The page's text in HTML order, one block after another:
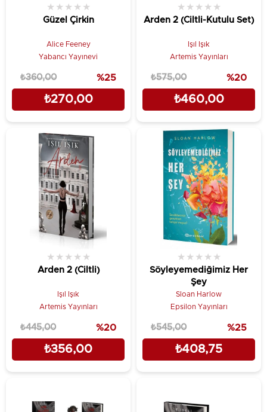
Güzel Çirkin
★ ★ ★ ★ ★
Alice Feeney
Yabancı Yayınevi
₺270,00
₺360,00 %25
Arden 2 (Ciltli-Kutulu Set)
★ ★ ★ ★ ★
Işıl Işık
Artemis Yayınları
₺460,00
₺575,00 %20
Arden 2 (Ciltli)
★ ★ ★ ★ ★
Işıl Işık
Artemis Yayınları
₺356,00
₺445,00 %20
Söyleyemediğimiz Her
Şey
★ ★ ★ ★ ★
Sloan Harlow
Epsilon Yayınları
₺408,75
₺545,00 %25